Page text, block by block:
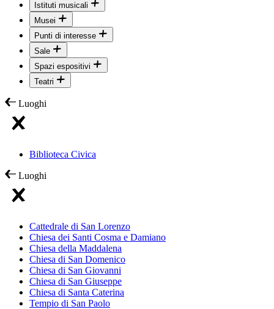
Istituti musicali
Musei
Punti di interesse
Sale
Spazi espositivi
Teatri
Luoghi
Biblioteca Civica
Luoghi
Cattedrale di San Lorenzo
Chiesa dei Santi Cosma e Damiano
Chiesa della Maddalena
Chiesa di San Domenico
Chiesa di San Giovanni
Chiesa di San Giuseppe
Chiesa di Santa Caterina
Tempio di San Paolo